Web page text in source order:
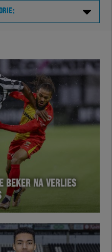
BEKER NA VERLIES